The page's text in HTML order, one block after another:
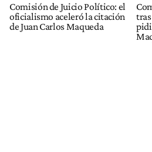
Comisión de Juicio Político: el
oficialismo aceleró la citación
de Juan Carlos Maqueda